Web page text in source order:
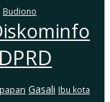
Budiono
DPRD
Gasali Ibu kota